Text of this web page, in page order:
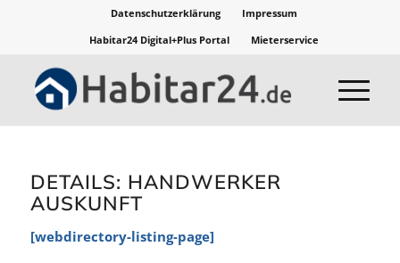
Datenschutzerklärung
Impressum
Habitar24 Digital+Plus Portal
Mieterservice
DETAILS: HANDWERKER
AUSKUNFT
[webdirectory-listing-page]